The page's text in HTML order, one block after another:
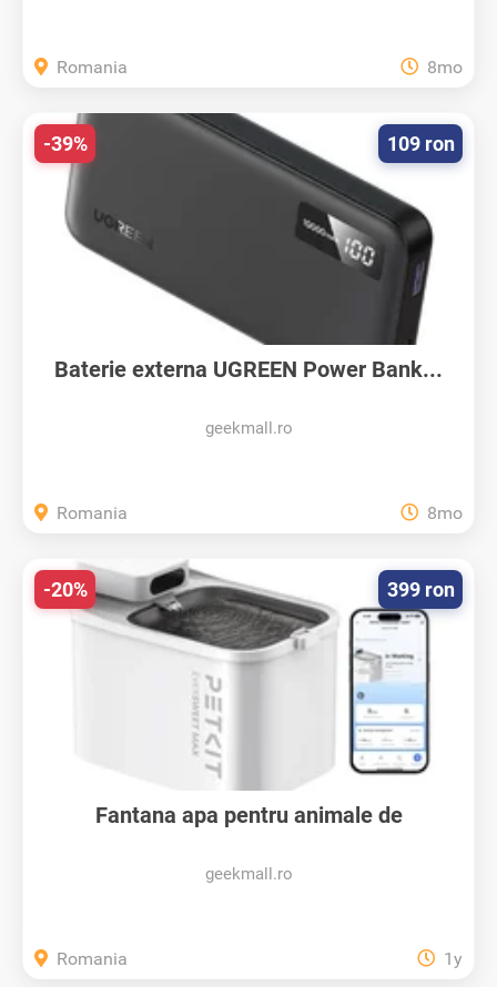
Romania 8mo
Baterie externa UGREEN Power Bank...
geekmall.ro
109 ron
-39%
Romania 8mo
Fantana apa pentru animale de
geekmall.ro
399 ron
-20%
Romania 1y